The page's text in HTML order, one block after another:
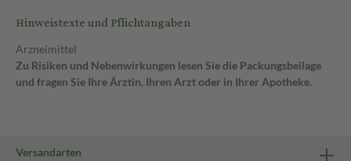
Hinweistexte und Pflichtangaben
Arzneimittel
Zu Risiken und Nebenwirkungen lesen Sie die Packungsbeilage
und fragen Sie Ihre Ärztin, Ihren Arzt oder in Ihrer Apotheke.
Versandarten